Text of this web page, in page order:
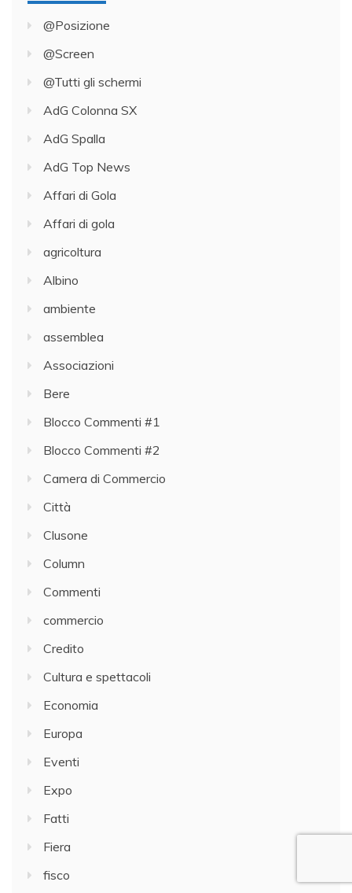
@Posizione
@Screen
@Tutti gli schermi
AdG Colonna SX
AdG Spalla
AdG Top News
Affari di Gola
Affari di gola
agricoltura
Albino
ambiente
assemblea
Associazioni
Bere
Blocco Commenti #1
Blocco Commenti #2
Camera di Commercio
Città
Clusone
Column
Commenti
commercio
Credito
Cultura e spettacoli
Economia
Europa
Eventi
Expo
Fatti
Fiera
fisco